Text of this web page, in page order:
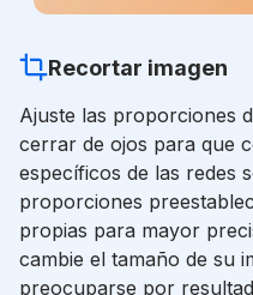
Recortar imagen
Ajuste las proporciones
cerrar de ojos para que
específicos de las redes
proporciones
propias para mayor
cambie el tamaño de su
preocuparse por